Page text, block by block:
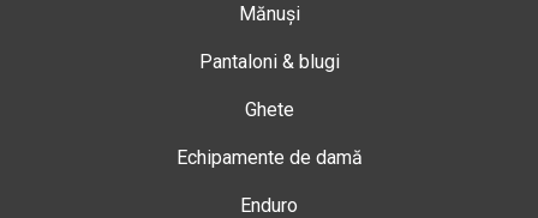
Mănuși
Pantaloni & blugi
Ghete
Echipamente de damă
Enduro